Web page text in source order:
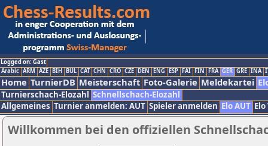
Logged on: Gast
Arabic ARM AZE BIH BUL CAT CHN CRO CZE DEN ENG ESP FAI FIN FRA GER GRE INA
Home TurnierDB Meisterschaft Foto-Galerie Meldekartei
Turnierschach-Elozahl Schnellschach-Elozahl
Allgemeines Turnier anmelden: AUT Spieler anmelden Elo AUT
Willkommen bei den offiziellen